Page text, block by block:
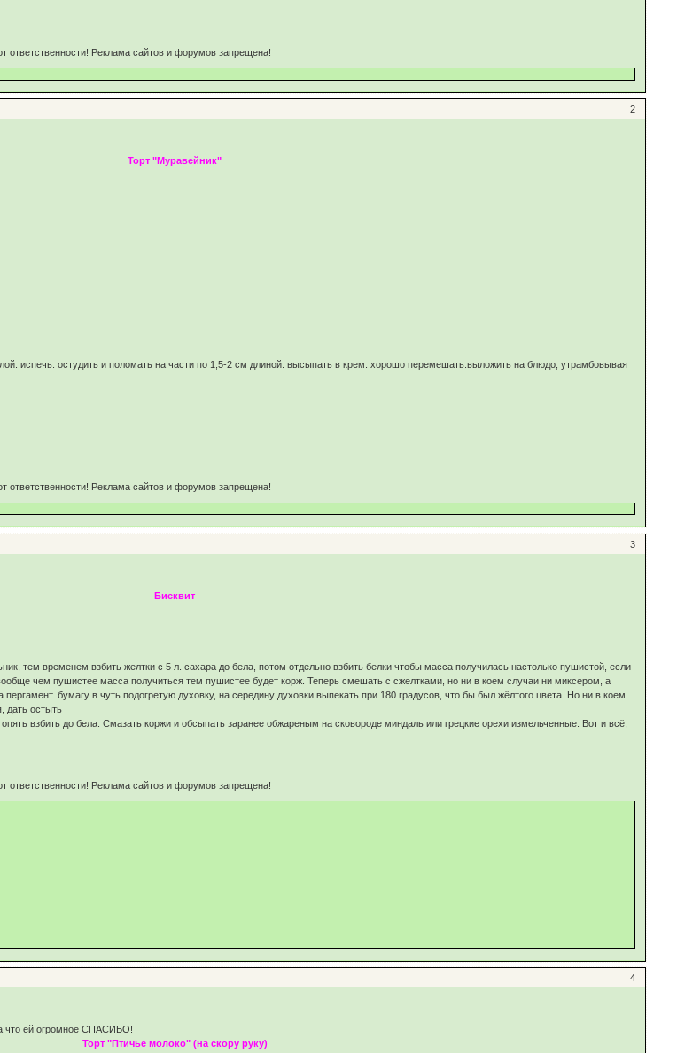
ответственности! Реклама сайтов и форумов запрещена!
2
Торт "Муравейник"
испечь. остудить и поломать на части по 1,5-2 см длиной. высыпать в крем. хорошо перемешать.выложить на блюдо, утрамбовывая
ответственности! Реклама сайтов и форумов запрещена!
3
Бисквит
тем временем взбить желтки с 5 л. сахара до бела, потом отдельно взбить белки чтобы масса получилась настолько пушистой, если
чем пушистее масса получиться тем пушистее будет корж. Теперь смешать с сжелтками, но ни в коем случаи ни миксером, а
бумагу в чуть подогретую духовку, на середину духовки выпекать при 180 градусов, что бы был жёлтого цвета. Но ни в коем
дать остыть
взбить до бела. Смазать коржи и обсыпать заранее обжареным на сковороде миндаль или грецкие орехи измельченные. Вот и всё,
ответственности! Реклама сайтов и форумов запрещена!
4
что ей огромное СПАСИБО!
Торт "Птичье молоко" (на скору руку)